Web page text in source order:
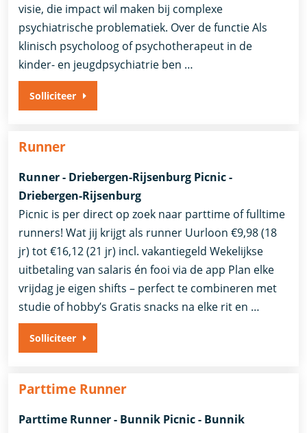
visie, die impact wil maken bij complexe
psychiatrische problematiek. Over de functie Als
klinisch psycholoog of psychotherapeut in de
kinder- en jeugdpsychiatrie ben …
Solliciteer
Runner
Runner - Driebergen-Rijsenburg Picnic -
Driebergen-Rijsenburg
Picnic is per direct op zoek naar parttime of fulltime
runners! Wat jij krijgt als runner Uurloon €9,98 (18
jr) tot €16,12 (21 jr) incl. vakantiegeld Wekelijkse
uitbetaling van salaris én fooi via de app Plan elke
vrijdag je eigen shifts – perfect te combineren met
studie of hobby’s Gratis snacks na elke rit en …
Solliciteer
Parttime Runner
Parttime Runner - Bunnik Picnic - Bunnik